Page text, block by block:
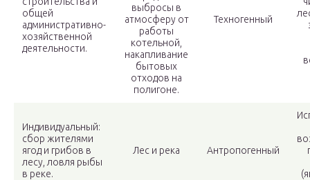
общей
административно-
хозяйственной
деятельности.
выбросы в
атмосферу от
работы
котельной,
накапливание
бытовых
отходов на
полигоне.
Техногенный
Индивидуальный:
сбор жителями
ягод и грибов в
лесу, ловля рыбы
в реке.
Лес и река Антропогенный